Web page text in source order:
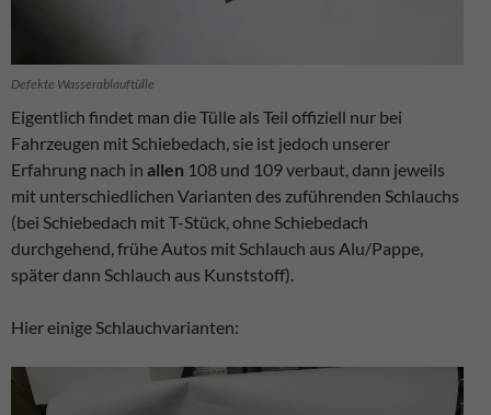
Defekte Wasserablauftülle
Eigentlich findet man die Tülle als Teil offiziell nur bei
Fahrzeugen mit Schiebedach, sie ist jedoch unserer
Erfahrung nach in allen 108 und 109 verbaut, dann jeweils
mit unterschiedlichen Varianten des zuführenden Schlauchs
(bei Schiebedach mit T-Stück, ohne Schiebedach
durchgehend, frühe Autos mit Schlauch aus Alu/Pappe,
später dann Schlauch aus Kunststoff).
Hier einige Schlauchvarianten: